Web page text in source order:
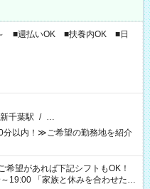
■週払いOK ■扶養内OK ■日
新千葉駅 / …
以内！≫ご希望の勤務地を紹介
を合わせた